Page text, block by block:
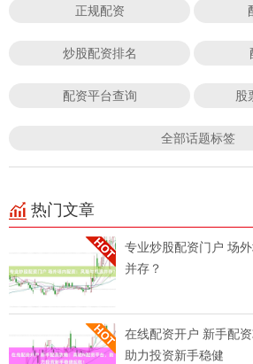
正规配资
炒股配资排名
配资平台查询 股
全部话题标签
热门文章
专业炒股配资门户 场
并存？
在线配资开户 新手配
助力投资新手稳健